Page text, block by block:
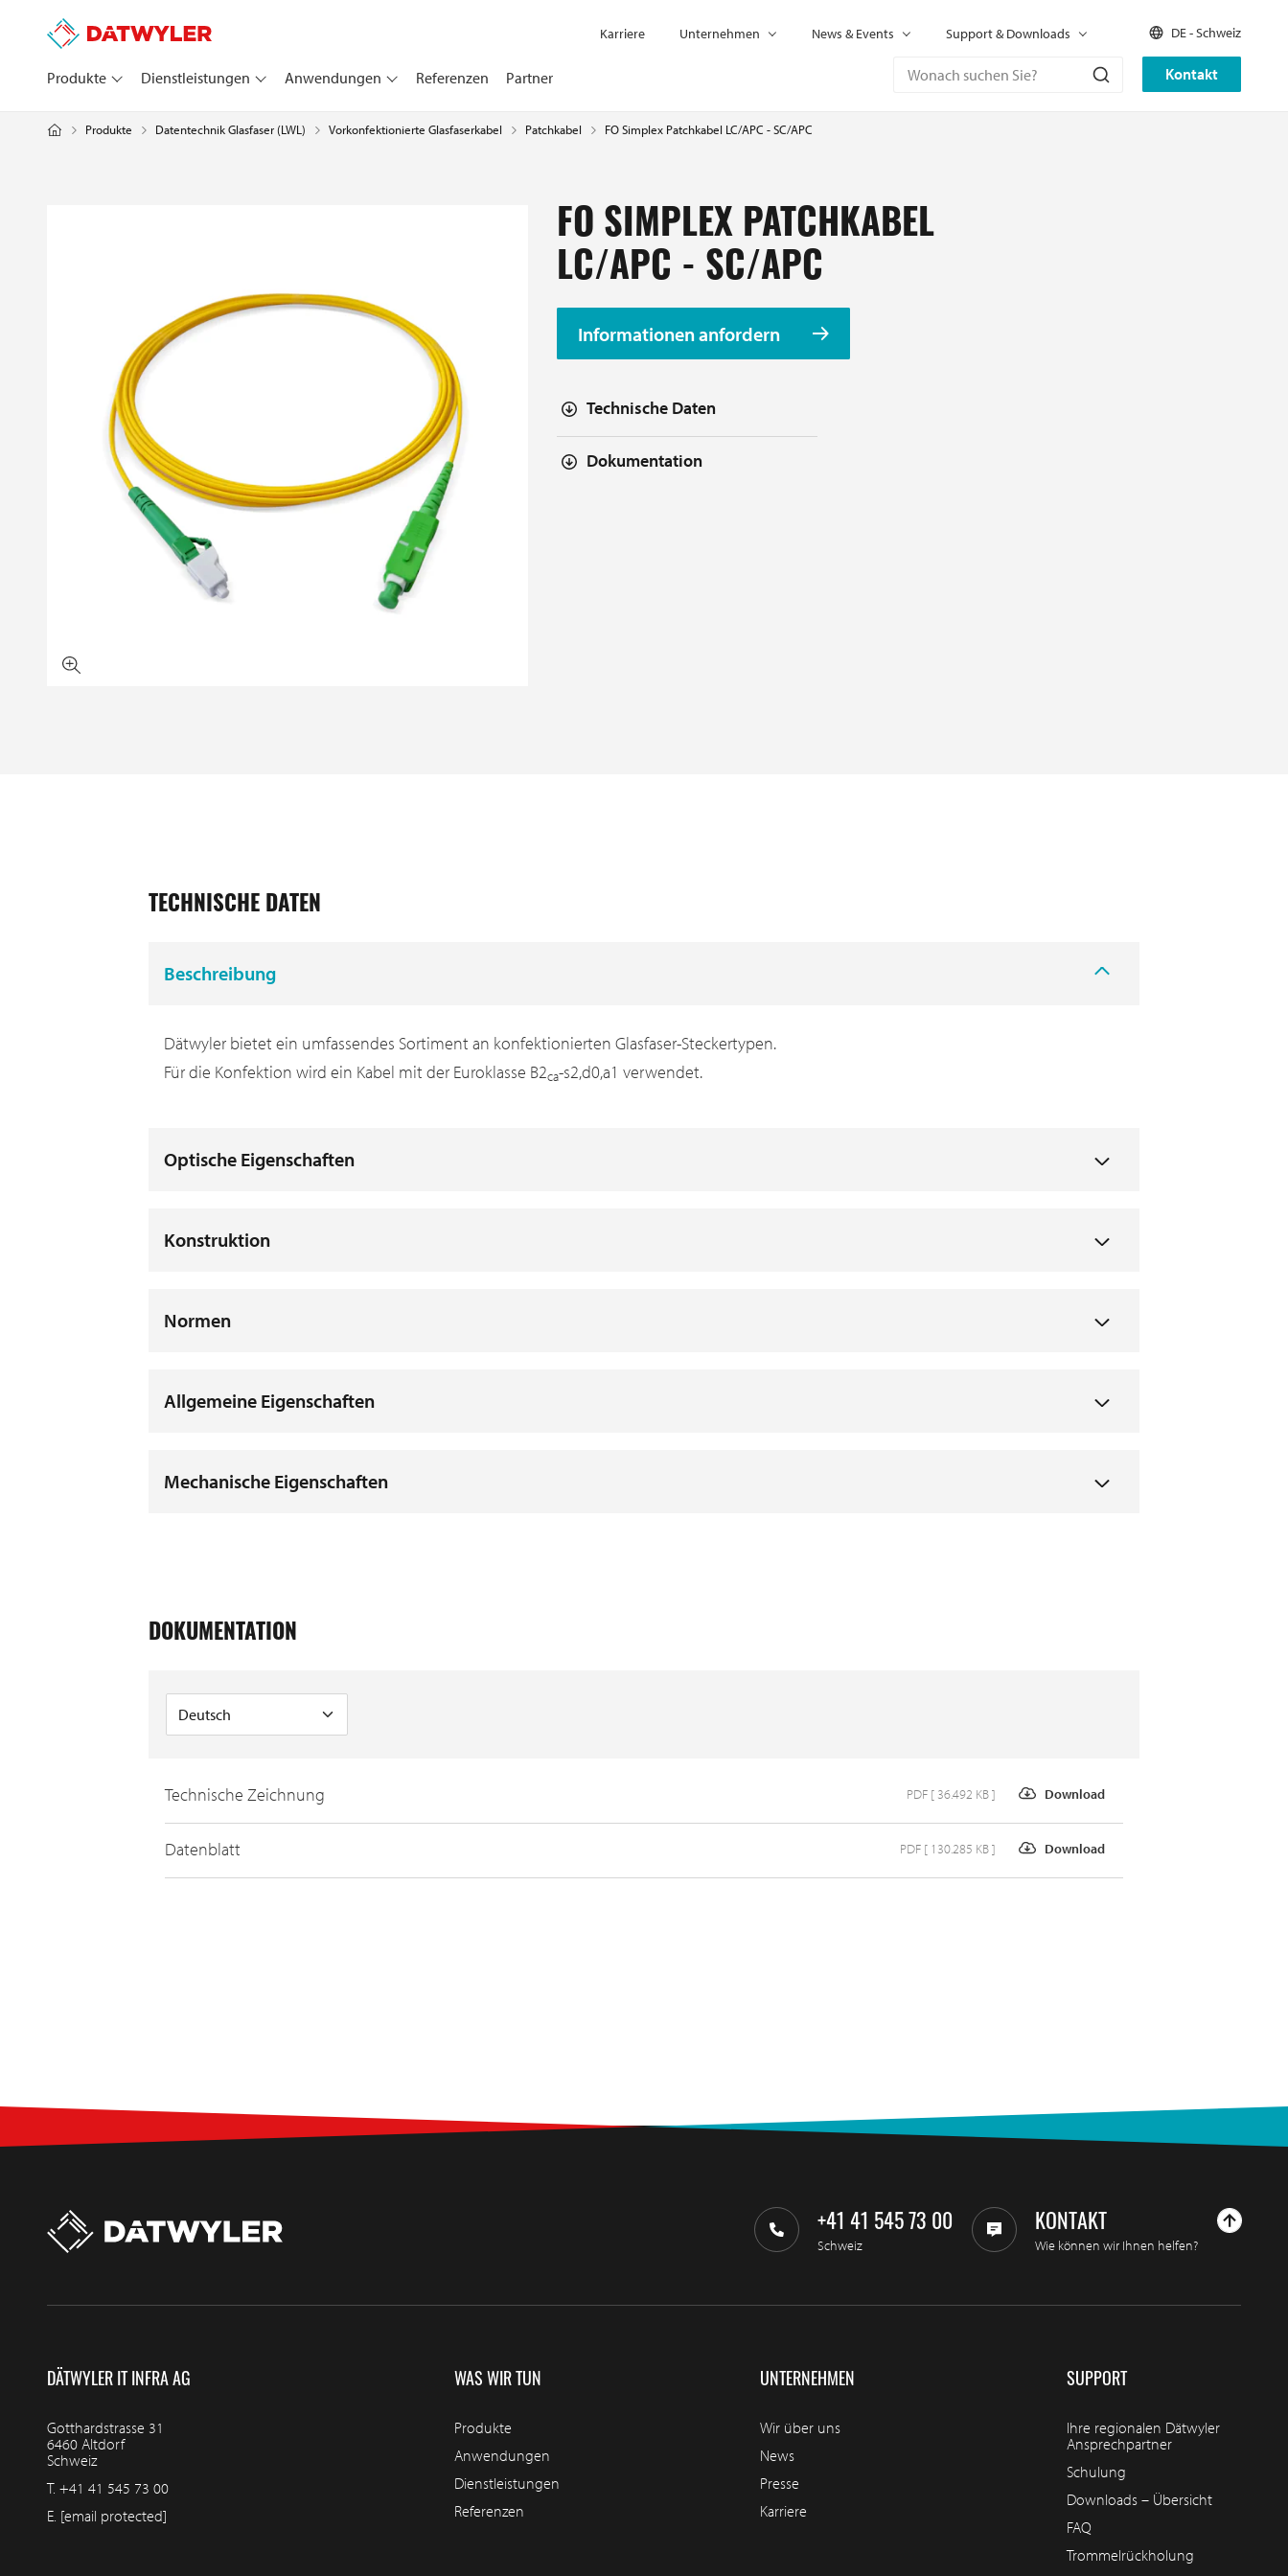
Kontakt
Produkte Dienstleistungen Anwendungen Referenzen Partner
Karriere Unternehmen News & Events Support & Downloads DE - Schweiz
Produkte Datentechnik Glasfaser (LWL) Vorkonfektionierte Glasfaserkabel Patchkabel FO Simplex Patchkabel LC/APC - SC/APC
FO SIMPLEX PATCHKABEL
LC/APC - SC/APC
Informationen anfordern
Technische Daten
Dokumentation
TECHNISCHE DATEN
Beschreibung
Dätwyler bietet ein umfassendes Sortiment an konfektionierten Glasfaser-Steckertypen.
Für die Konfektion wird ein Kabel mit der Euroklasse B2ca-s2,d0,a1 verwendet.
Optische Eigenschaften
Konstruktion
Normen
Allgemeine Eigenschaften
Mechanische Eigenschaften
DOKUMENTATION
Technische Zeichnung Download
PDF [ 36.492 KB ]
Datenblatt Download
PDF [ 130.285 KB ]
+41 41 545 73 00
Schweiz
KONTAKT
Wie können wir Ihnen helfen?
DÄTWYLER IT INFRA AG
Gotthardstrasse 31
6460 Altdorf
Schweiz
T. +41 41 545 73 00
E. [email protected]
WAS WIR TUN
Produkte
Anwendungen
Dienstleistungen
Referenzen
UNTERNEHMEN
Wir über uns
News
Presse
Karriere
SUPPORT
Ihre regionalen Dätwyler
Ansprechpartner
Schulung
Downloads – Übersicht
FAQ
Trommelrückholung